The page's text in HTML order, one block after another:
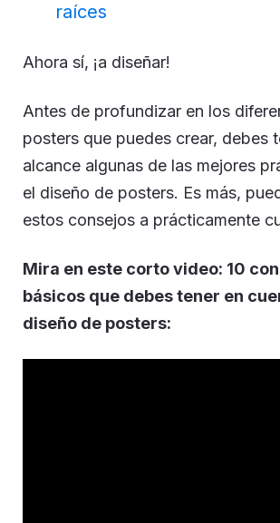
raíces
Ahora sí, ¡a diseñar!
Antes de profundizar en los
posters que puedes crear, debes
alcance algunas de las mejores
el diseño de posters. Es más,
estos consejos a prácticamente
Mira en este corto video: 10
básicos que debes tener en
diseño de posters: